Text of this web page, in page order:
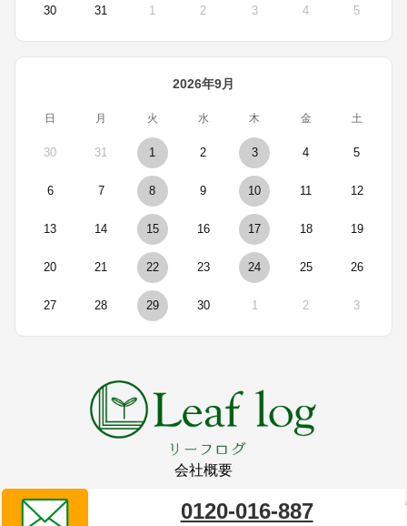
0120-016-887
30 31 1 2 3 4 5
2026年9月
日 月 火 水 木 金 土
30 31 1 2 3 4 5
6 7 8 9 10 11 12
13 14 15 16 17 18 19
20 21 22 23 24 25 26
27 28 29 30 1 2 3
会社概要
リーフログ販売代理店
タイプレイス株式会社